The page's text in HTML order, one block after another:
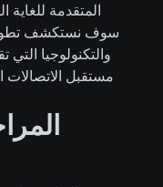
المتقدمة للغاية
سوف نستكشف تطور
والتكنولوجيا
مستقبل الاتصالات